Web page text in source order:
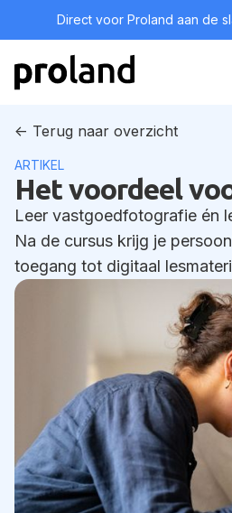
Direct voor Proland aan de
<- Terug naar overzicht
ARTIKEL
Het voordeel
Leer vastgoedfotografie én
Na de cursus krijg je
toegang tot digitaal